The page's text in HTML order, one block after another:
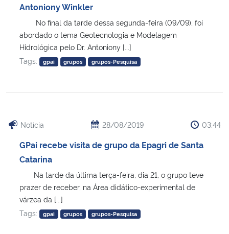
Antoniony Winkler
No final da tarde dessa segunda-feira (09/09), foi
abordado o tema Geotecnologia e Modelagem
Hidrológica pelo Dr. Antoniony [...]
Tags:
gpai grupos grupos-Pesquisa
Notícia 28/08/2019 03:44
GPai recebe visita de grupo da Epagri de Santa
Catarina
Na tarde da última terça-feira, dia 21, o grupo teve
prazer de receber, na Área didático-experimental de
várzea da [...]
Tags:
gpai grupos grupos-Pesquisa